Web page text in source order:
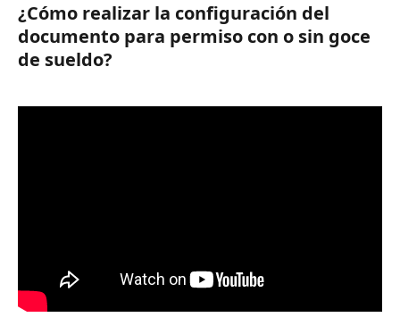
¿Cómo realizar la configuración del
documento para permiso con o sin goce
de sueldo?